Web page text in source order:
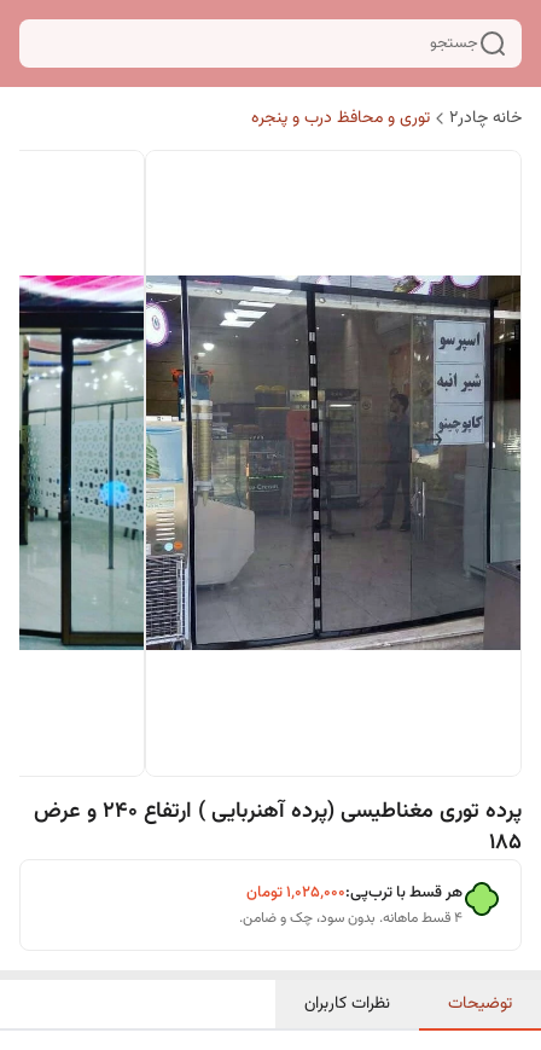
جستجو
خانه چادر۲ توری و محافظ درب و پنجره
پرده توری مغناطیسی (پرده آهنربایی ) ارتفاع 240 و عرض
185
هر قسط با ترب‌پی:۱٬۰۲۵٬۰۰۰تومان
۴ قسط ماهانه. بدون سود، چک و ضامن.
توضیحات نظرات کاربران